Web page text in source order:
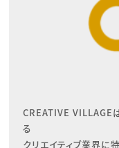
CREATIVE VILLAGE
る
クリエイティブ業界に